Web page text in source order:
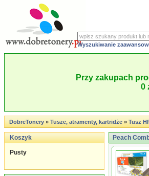
Wyszukiwanie
Przy zakupach
0
DobreTonery»Tusze, atramenty, kartridże»Tusz
Koszyk
Pusty
Peach